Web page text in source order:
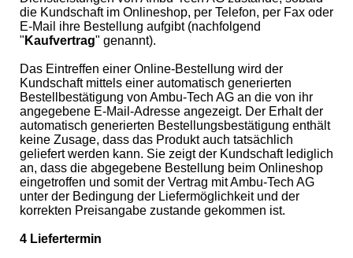
die Kundschaft im Onlineshop, per Telefon, per Fax oder
E-Mail ihre Bestellung aufgibt (nachfolgend
" Kaufvertrag" genannt).
Das Eintreffen einer Online-Bestellung wird der
Kundschaft mittels einer automatisch generierten
Bestellbestätigung von Ambu-Tech AG an die von ihr
angegebene E-Mail-Adresse angezeigt. Der Erhalt der
automatisch generierten Bestellungsbestätigung enthält
keine Zusage, dass das Produkt auch tatsächlich
geliefert werden kann. Sie zeigt der Kundschaft lediglich
an, dass die abgegebene Bestellung beim Onlineshop
eingetroffen und somit der Vertrag mit Ambu-Tech AG
unter der Bedingung der Liefermöglichkeit und der
korrekten Preisangabe zustande gekommen ist.
4 Liefertermin